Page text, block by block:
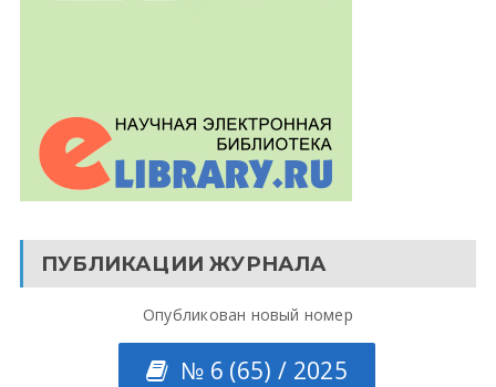
ПУБЛИКАЦИИ ЖУРНАЛА
Опубликован новый номер
№ 6 (65) / 2025